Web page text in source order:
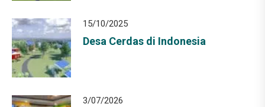
15/10/2025
Desa Cerdas di Indonesia
3/07/2026